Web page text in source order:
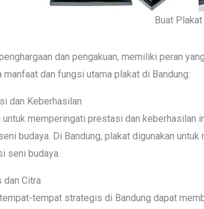
Buat
dan pengakuan, memiliki peran
manfaat dan fungsi utama plakat di Bandung:
dan Keberhasilan
untuk memperingati prestasi dan
budaya. Di Bandung, plakat digunakan
seni budaya.
dan Citra
tempat strategis di Bandung dapat